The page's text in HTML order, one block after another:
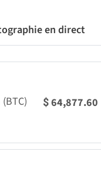
en direct
$64,877.60